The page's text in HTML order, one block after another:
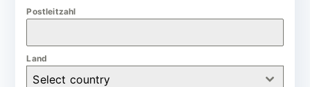
Postleitzahl
Land
Select country